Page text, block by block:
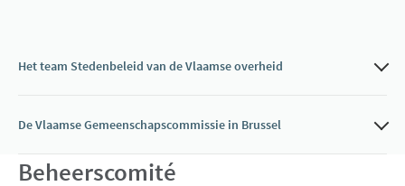
Het team Stedenbeleid van de Vlaamse overheid
De Vlaamse Gemeenschapscommissie in Brussel
Beheerscomité